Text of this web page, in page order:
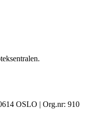
OSLO | Org.nr: 910